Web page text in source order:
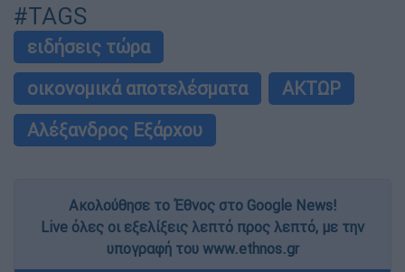
#TAGS
ειδήσεις τώρα
οικονομικά αποτελέσματα
ΑΚΤΩΡ
Αλέξανδρος Εξάρχου
Ακολούθησε το Έθνος στο Google News!
Live όλες οι εξελίξεις λεπτό προς λεπτό, με την
υπογραφή του www.ethnos.gr